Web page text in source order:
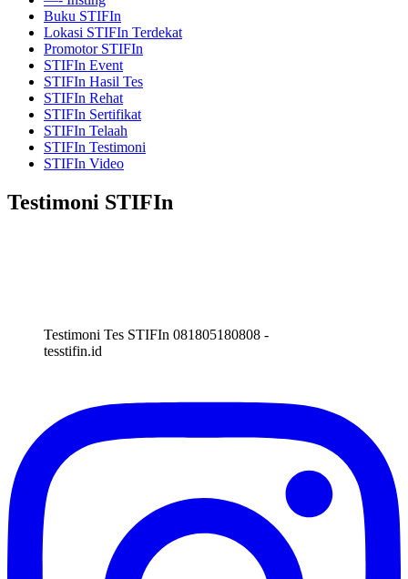
Buku STIFIn
Lokasi STIFIn Terdekat
Promotor STIFIn
STIFIn Event
STIFIn Hasil Tes
STIFIn Rehat
STIFIn Sertifikat
STIFIn Telaah
STIFIn Testimoni
STIFIn Video
Testimoni STIFIn
Testimoni Tes STIFIn 081805180808 -
tesstifin.id